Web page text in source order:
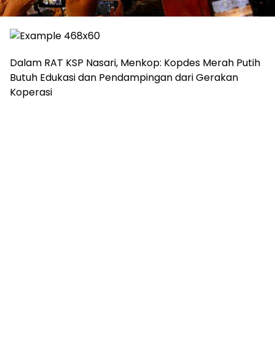
Dalam RAT KSP Nasari, Menkop: Kopdes Merah Putih
Butuh Edukasi dan Pendampingan dari Gerakan
Koperasi